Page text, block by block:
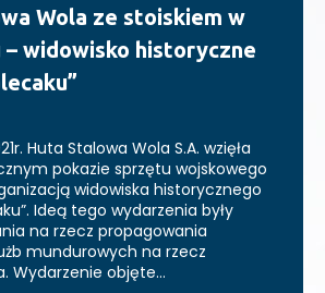
Wola ze stoiskiem w
– widowisko historyczne
Huta Stalowa Wola S.A. wzięła
pokazie sprzętu wojskowego
widowiska historycznego
Ideą tego wydarzenia były
na rzecz propagowania
mundurowych na rzecz
Wydarzenie objęte…